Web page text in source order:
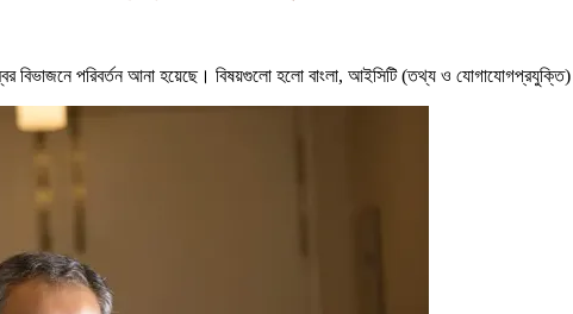
বিভাজনে পরিবর্তন আনা হয়েছে। বিষয়গুলো হলো বাংলা, আইসিটি (তথ্য ও